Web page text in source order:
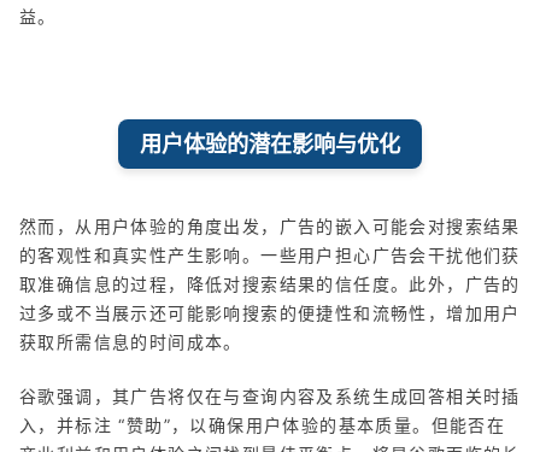
益。
用户体验的潜在影响与优化
然而，从用户体验的角度出发，广告的嵌入可能会对搜索结果
的客观性和真实性产生影响。一些用户担心广告会干扰他们获
取准确信息的过程，降低对搜索结果的信任度。此外，广告的
过多或不当展示还可能影响搜索的便捷性和流畅性，增加用户
获取所需信息的时间成本。
谷歌强调，其广告将仅在与查询内容及系统生成回答相关时插
入，并标注 “赞助”，以确保用户体验的基本质量。但能否在